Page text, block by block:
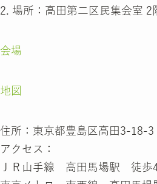
2. 場所：高田第二区民集会室 2
会場
地図
住所：東京都豊島区高田3-18-3
アクセス：
ＪＲ山手線 高田馬場駅 徒歩